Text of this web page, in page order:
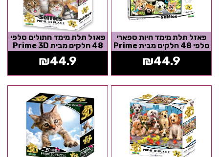
פאזל תלת מימד חיות ספארי
סלפי 48 חלקים מבית Prime
3D
₪44.9
פאזל תלת מימד חתולים סלפי
48 חלקים מבית Prime 3D
₪44.9